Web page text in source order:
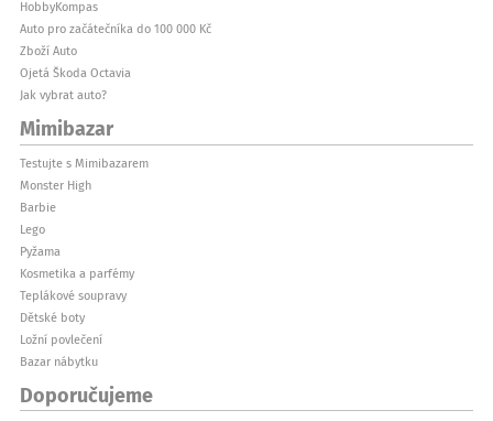
HobbyKompas
Auto pro začátečníka do 100 000 Kč
Zboží Auto
Ojetá Škoda Octavia
Jak vybrat auto?
Mimibazar
Testujte s Mimibazarem
Monster High
Barbie
Lego
Pyžama
Kosmetika a parfémy
Teplákové soupravy
Dětské boty
Ložní povlečení
Bazar nábytku
Doporučujeme